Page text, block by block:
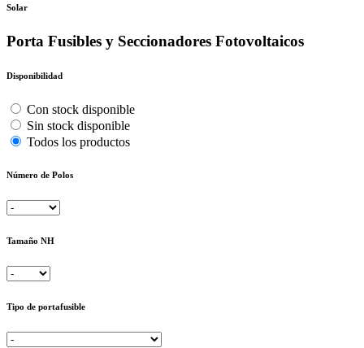
Solar
Porta Fusibles y Seccionadores Fotovoltaicos
Disponibilidad
Con stock disponible
Sin stock disponible
Todos los productos
Número de Polos
Tamaño NH
Tipo de portafusible